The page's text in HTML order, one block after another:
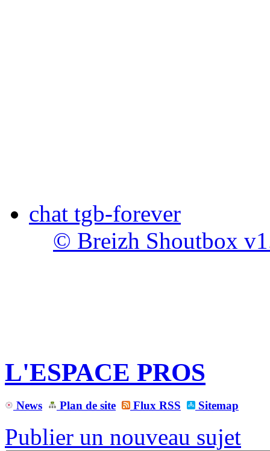
chat tgb-forever
© Breizh Shoutbox
L'ESPACE PROS
News Plan de site Flux RSS Sitemap
Publier un nouveau sujet